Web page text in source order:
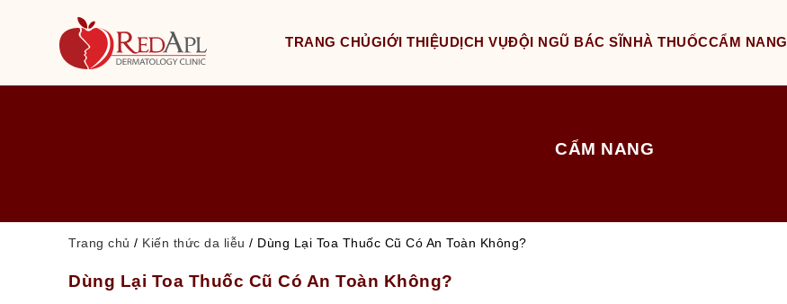
TRANG CHỦGIỚI THIỆU DỊCH VỤĐỘI NGŨ BÁC SĨ NHÀ THUỐCCẨM NANG
CẨM NANG
Trang chủ / Kiến thức da liễu / Dùng Lại Toa Thuốc Cũ Có An Toàn Không?
Dùng Lại Toa Thuốc Cũ Có An Toàn Không?